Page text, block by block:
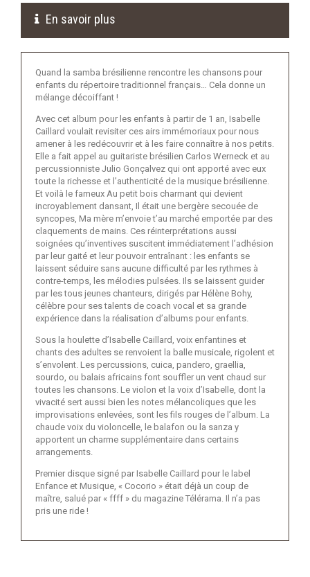
En savoir plus
Quand la samba brésilienne rencontre les chansons pour
enfants du répertoire traditionnel français… Cela donne un
mélange décoiffant !
Avec cet album pour les enfants à partir de 1 an, Isabelle
Caillard voulait revisiter ces airs immémoriaux pour nous
amener à les redécouvrir et à les faire connaître à nos petits.
Elle a fait appel au guitariste brésilien Carlos Werneck et au
percussionniste Julio Gonçalvez qui ont apporté avec eux
toute la richesse et l’authenticité de la musique brésilienne.
Et voilà le fameux Au petit bois charmant qui devient
incroyablement dansant, Il était une bergère secouée de
syncopes, Ma mère m’envoie t’au marché emportée par des
claquements de mains. Ces réinterprétations aussi
soignées qu’inventives suscitent immédiatement l’adhésion
par leur gaité et leur pouvoir entraînant : les enfants se
laissent séduire sans aucune difficulté par les rythmes à
contre-temps, les mélodies pulsées. Ils se laissent guider
par les tous jeunes chanteurs, dirigés par Hélène Bohy,
célèbre pour ses talents de coach vocal et sa grande
expérience dans la réalisation d’albums pour enfants.
Sous la houlette d’Isabelle Caillard, voix enfantines et
chants des adultes se renvoient la balle musicale, rigolent et
s’envolent. Les percussions, cuica, pandero, graellia,
sourdo, ou balais africains font souffler un vent chaud sur
toutes les chansons. Le violon et la voix d’Isabelle, dont la
vivacité sert aussi bien les notes mélancoliques que les
improvisations enlevées, sont les fils rouges de l’album. La
chaude voix du violoncelle, le balafon ou la sanza y
apportent un charme supplémentaire dans certains
arrangements.
Premier disque signé par Isabelle Caillard pour le label
Enfance et Musique, « Cocorio » était déjà un coup de
maître, salué par « ffff » du magazine Télérama. Il n’a pas
pris une ride !